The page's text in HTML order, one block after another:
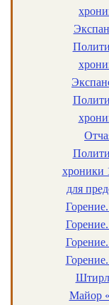
хроники
для
Майор